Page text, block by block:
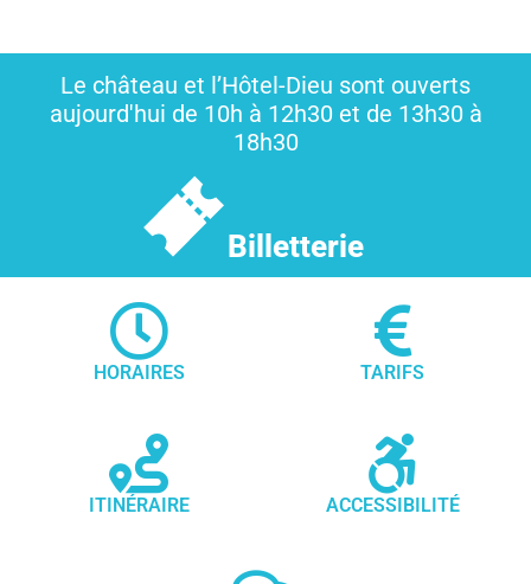
Le château et l’Hôtel-Dieu sont ouverts
aujourd'hui de 10h à 12h30 et de 13h30 à
18h30
Billetterie
HORAIRES TARIFS
ITINÉRAIRE ACCESSIBILITÉ